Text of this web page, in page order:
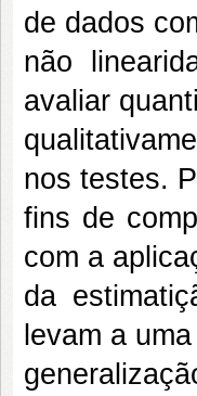
de dados
não
avaliar
nos testes.
fins de
com a
da
levam a